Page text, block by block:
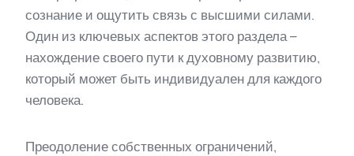
сознание и ощутить связь с высшими силами.
Один из ключевых аспектов этого раздела –
нахождение своего пути к духовному развитию,
который может быть индивидуален для каждого
человека.
Преодоление собственных ограничений,